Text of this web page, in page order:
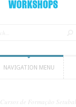
NAVIGATION MENU
Cursos de Formação Setubal